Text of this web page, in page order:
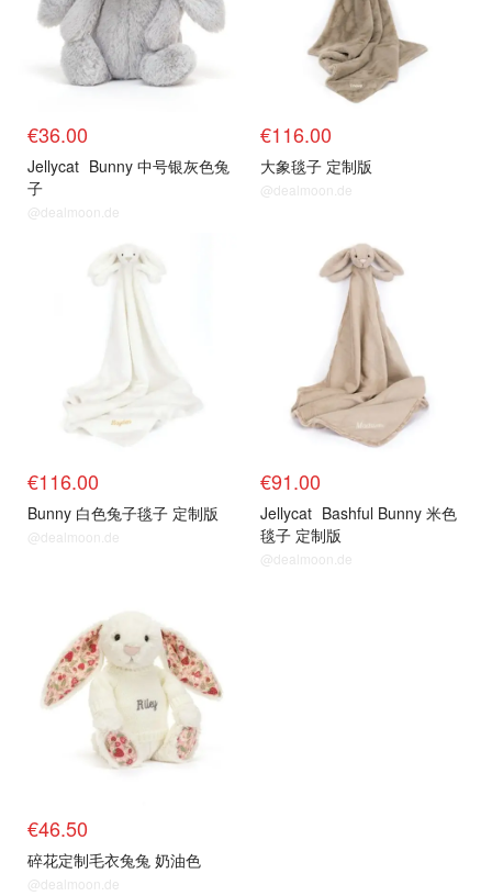
€36.00
Jellycat Bunny 中号银灰色兔
子
@dealmoon.de
€116.00
大象毯子 定制版
@dealmoon.de
€116.00
Bunny 白色兔子毯子 定制版
@dealmoon.de
€91.00
Jellycat Bashful Bunny 米色
毯子 定制版
@dealmoon.de
€46.50
碎花定制毛衣兔兔 奶油色
@dealmoon.de